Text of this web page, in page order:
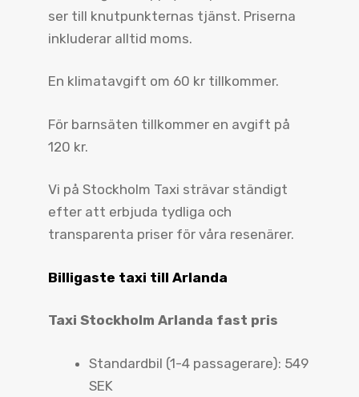
ser till knutpunkternas tjänst. Priserna
inkluderar alltid moms.
En klimatavgift om 60 kr tillkommer.
För barnsäten tillkommer en avgift på
120 kr.
Vi på Stockholm Taxi strävar ständigt
efter att erbjuda tydliga och
transparenta priser för våra resenärer.
Billigaste taxi till Arlanda
Taxi Stockholm Arlanda fast pris
Standardbil (1-4 passagerare): 549
SEK